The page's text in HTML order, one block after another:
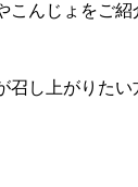
こんじょをご紹
召し上がりた